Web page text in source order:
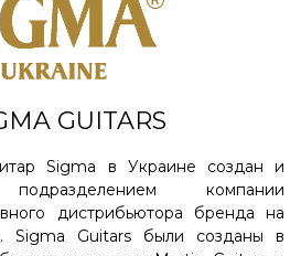
GUITARS
Sigma в Украине создан и
подразделением компании
дистрибьютора бренда на
Sigma Guitars были созданы в